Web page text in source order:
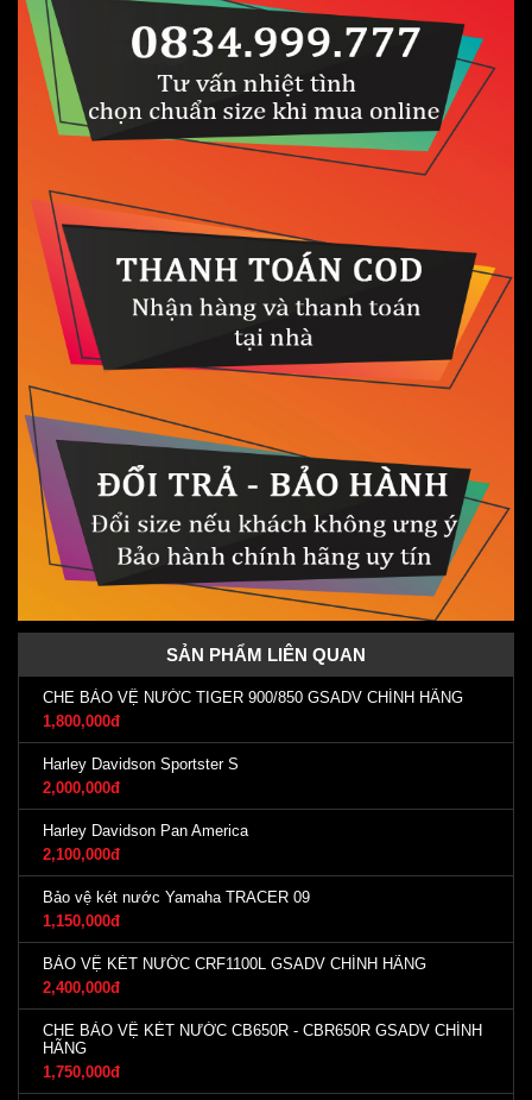
SẢN PHẨM LIÊN QUAN
CHE BẢO VỆ NƯỚC TIGER 900/850 GSADV CHÍNH HÃNG
1,800,000đ
Harley Davidson Sportster S
2,000,000đ
Harley Davidson Pan America
2,100,000đ
Bảo vệ két nước Yamaha TRACER 09
1,150,000đ
BẢO VỆ KÉT NƯỚC CRF1100L GSADV CHÍNH HÃNG
2,400,000đ
CHE BẢO VỆ KÉT NƯỚC CB650R - CBR650R GSADV CHÍNH
HÃNG
1,750,000đ